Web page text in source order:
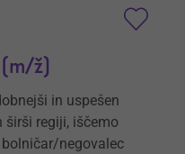
ž)
in uspešen
širši regiji, iščemo
negovalec